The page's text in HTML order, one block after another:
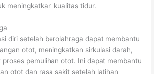
meningkatkan kualitas tidur.
diri setelah berolahraga dapat membantu
otot, meningkatkan sirkulasi darah,
proses pemulihan otot. Ini dapat membantu
otot dan rasa sakit setelah latihan